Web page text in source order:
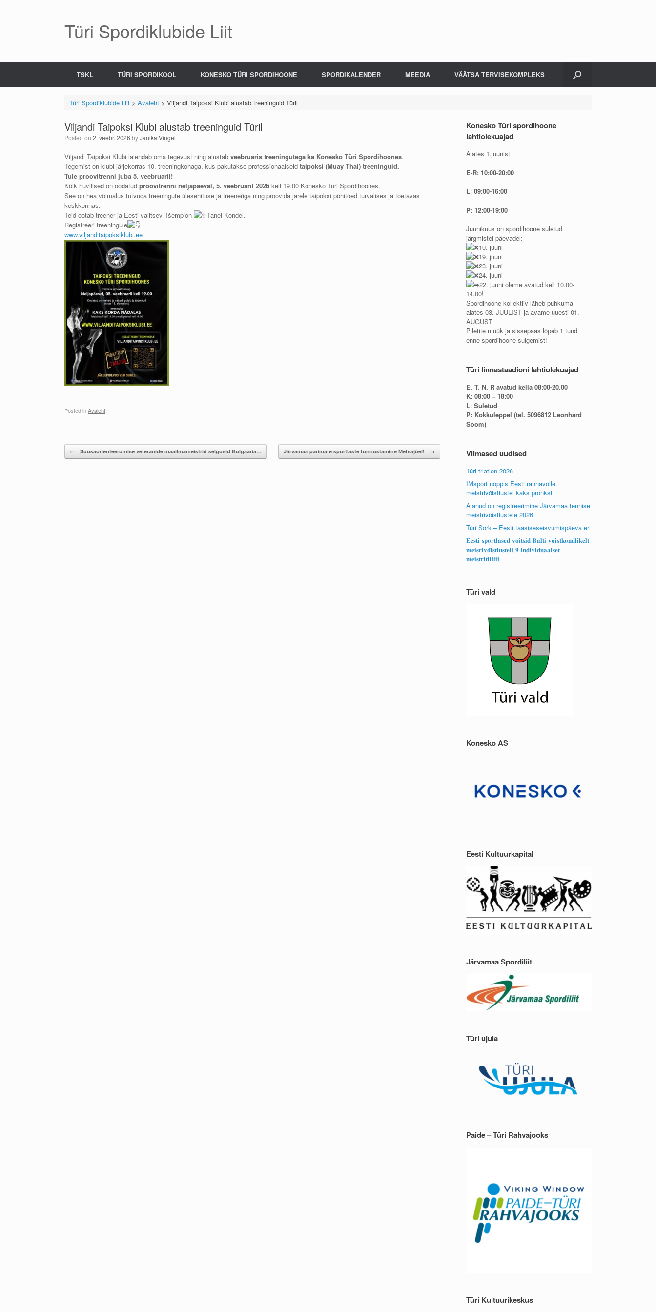
Türi Spordiklubide Liit
TSKL TÜRI SPORDIKOOL KONESKO TÜRI SPORDIHOONE SPORDIKALENDER MEEDIA VÄÄTSA TERVISEKOMPLEKS
Türi Spordiklubide Liit> Avaleht> Viljandi Taipoksi Klubi alustab treeninguid Türil
Viljandi Taipoksi Klubi alustab treeninguid Türil
Posted on 2. veebr. 2026 byJanika Vingel
Viljandi Taipoksi Klubi laiendab oma tegevust ning alustab veebruaris treeningutega ka Konesko Türi Spordihoones.
Tegemist on klubi järjekorras 10. treeningkohaga, kus pakutakse professionaalseid taipoksi (Muay Thai) treeninguid.
Tule proovitrenni juba 5. veebruaril!
Kõik huvilised on oodatud proovitrenni neljapäeval, 5. veebruaril 2026 kell 19.00 Konesko Türi Spordihoones.
See on hea võimalus tutvuda treeningute ülesehituse ja treeneriga ning proovida järele taipoksi põhitõed turvalises ja toetavas
keskkonnas.
Teid ootab treener ja Eesti valitsev Tšempion
Tanel Kondel.
Registreeri treeningule
www.viljanditaipoksiklubi.ee
Posted inAvaleht.
Post navigation
← Suusaorienteerumise veteranide maailmameistrid selgusid Bulgaaria… Järvamaa parimate sportlaste tunnustamine Metsajõel! →
Konesko Türi spordihoone
lahtiolekuajad
Alates 1.juunist
E-R: 10:00-20:00
L: 09:00-16:00
P: 12:00-19:00
Juunikuus on spordihoone suletud
järgmistel päevadel:
10. juuni
19. juuni
23. juuni
24. juuni
22. juuni oleme avatud kell 10.00-
14.00!
Spordihoone kollektiiv läheb puhkuma
alates 03. JUULIST ja avame uuesti 01.
AUGUST
Piletite müük ja sissepääs lõpeb 1 tund
enne spordihoone sulgemist!
Türi linnastaadioni lahtiolekuajad
E, T, N, R avatud kella 08:00-20.00
K: 08:00 – 18:00
L: Suletud
P: Kokkuleppel (tel. 5096812 Leonhard
Soom)
Viimased uudised
Türi triatlon 2026
IMsport noppis Eesti rannavolle
meistrivõistlustel kaks pronksi!
Alanud on registreerimine Järvamaa tennise
meistrivõistlustele 2026
Türi Sörk – Eesti taasiseseisvumispäeva eri
𝐄𝐞𝐬𝐭𝐢 𝐬𝐩𝐨𝐫𝐭𝐥𝐚𝐬𝐞𝐝 𝐯𝐨̃𝐢𝐭𝐬𝐢𝐝 𝐁𝐚𝐥𝐭𝐢 𝐯𝐨̃𝐢𝐬𝐭𝐤𝐨𝐧𝐝𝐥𝐢𝐤𝐞𝐥𝐭
𝐦𝐞𝐢𝐬𝐫𝐢𝐯𝐨̃𝐢𝐬𝐭𝐥𝐮𝐬𝐭𝐞𝐥𝐭 𝟗 𝐢𝐧𝐝𝐢𝐯𝐢𝐝𝐮𝐚𝐚𝐥𝐬𝐞𝐭
𝐦𝐞𝐢𝐬𝐭𝐫𝐢𝐭𝐢𝐢𝐭𝐥𝐢𝐭
Türi vald
Konesko AS
Eesti Kultuurkapital
Järvamaa Spordiliit
Türi ujula
Paide – Türi Rahvajooks
Türi Kultuurikeskus